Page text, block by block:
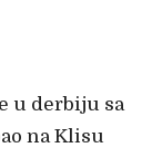
u derbiju sa
na Klisu